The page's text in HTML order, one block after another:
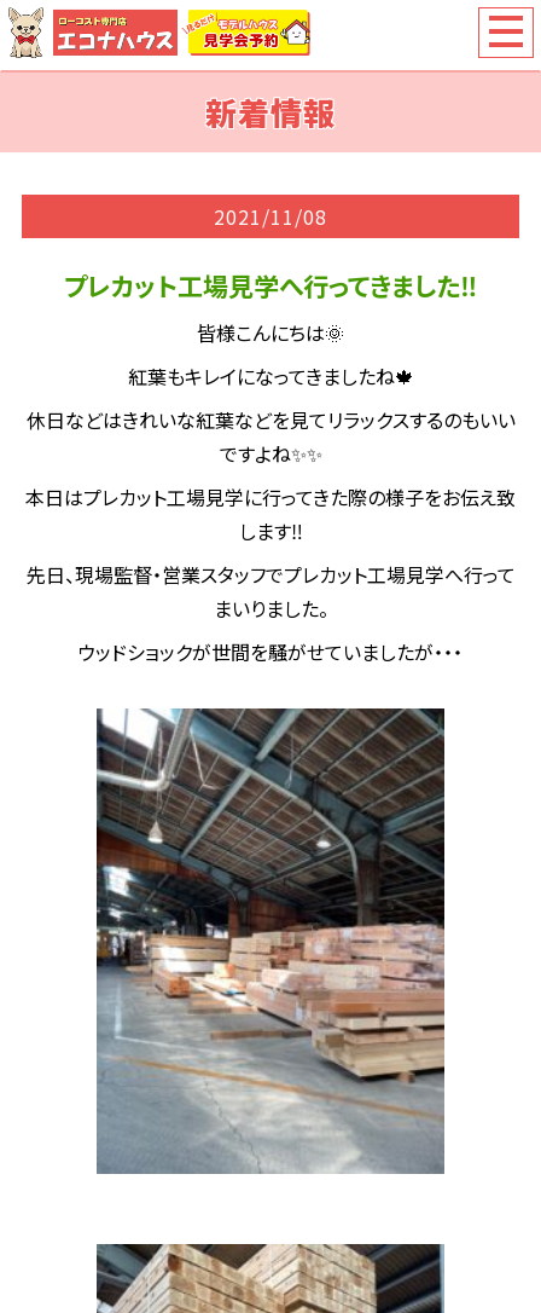
新着情報
2021/11/08
プレカット工場見学へ行ってきました‼
皆様こんにちは🌞
紅葉もキレイになってきましたね🍁
休日などはきれいな紅葉などを見てリラックスするのもいい
ですよね✨✨
本日はプレカット工場見学に行ってきた際の様子をお伝え致
します‼
先日、現場監督・営業スタッフでプレカット工場見学へ行って
まいりました。
ウッドショックが世間を騒がせていましたが・・・